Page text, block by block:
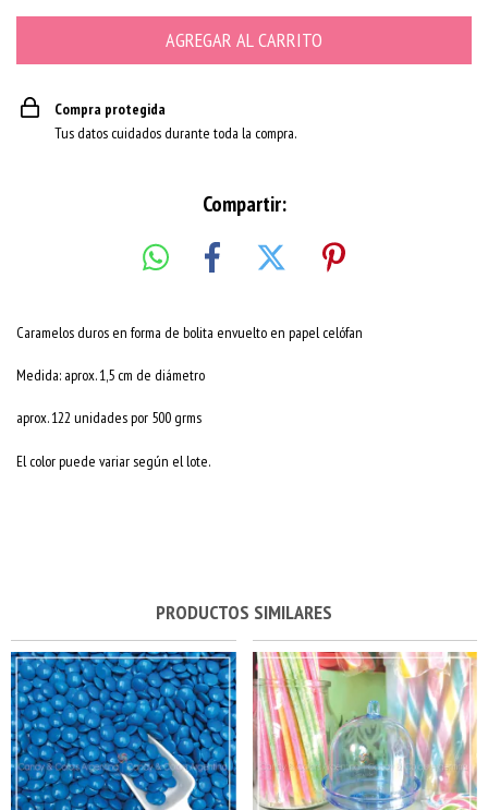
Compra protegida
Tus datos cuidados durante toda la compra.
Compartir:
Caramelos duros en forma de bolita envuelto en papel celófan
Medida: aprox. 1,5 cm de diámetro
aprox. 122 unidades por 500 grms
El color puede variar según el lote.
PRODUCTOS SIMILARES